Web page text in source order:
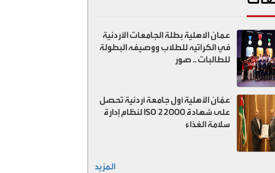
عمان الاهلية بطلة الجامعات الأردنية
في الكراتيه للطلاب ووصيفه البطولة
للطالبات .. صور
عمّان الأهلية أول جامعة أردنية تحصل
على شهادة ISO 22000 لنظام إدارة
سلامة الغذاء
المزيد